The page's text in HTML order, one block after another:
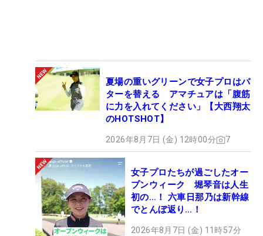
夏場の重いグリーンで女子プロはパ
ターを替える アマチュアは「腹筋
に力を入れてください」【大西翔太
のHOTSHOT】
2026年8月7日 (金) 12時00分 7
女子プロたちが過ごしたオー
プンウィーク 堀琴音は人生
初の…！ 六車日那乃は新幹線
でとんぼ返り…！
2026年8月7日 (金) 11時57分